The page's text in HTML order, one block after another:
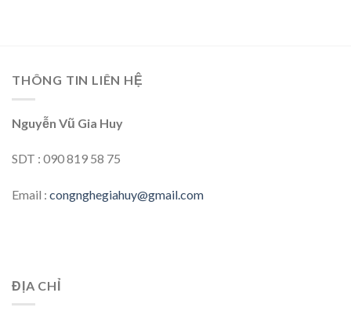
THÔNG TIN LIÊN HỆ
Nguyễn Vũ Gia Huy
SDT : 090 819 58 75
Email : congnghegiahuy@gmail.com
ĐỊA CHỈ